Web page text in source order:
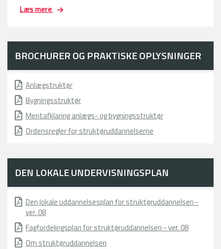
Læs mere
BROCHURER OG PRAKTISKE OPLYSNINGER
Anlægstruktør
Bygningsstruktør
Meritafklaring anlægs- og bygningsstruktør
Ordensregler for struktøruddannelserne
DEN LOKALE UNDERVISNINGSPLAN
Den lokale uddannelsesplan for struktøruddannelsen -
ver. 08
Fagfordelingsplan for struktøruddannelsen - ver. 08
Om struktøruddannelsen